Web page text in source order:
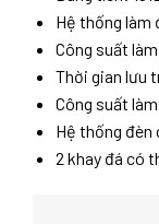
Hệ thống làm
Công suất
Thời gian lưu
Công suất
Hệ thống đèn
2 khay đá có